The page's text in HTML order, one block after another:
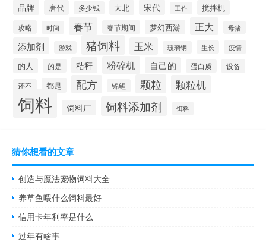
品牌 唐代 多少钱 大北 宋代 工作 搅拌机
攻略 时间 春节 春节期间 梦幻西游 正大 母猪
添加剂 游戏 猪饲料 玉米 玻璃钢 生长 疫情
的人 的是 秸秆 粉碎机 自己的 蛋白质 设备
还不 都是 配方 锦鲤 颗粒 颗粒机
饲料 饲料厂 饲料添加剂 饵料
猜你想看的文章
创造与魔法宠物饲料大全
养草鱼喂什么饲料最好
信用卡年利率是什么
过年有啥事